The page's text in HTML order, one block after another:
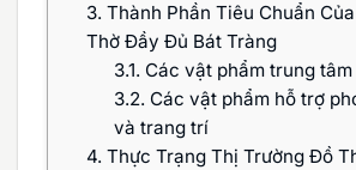
3. Thành Phần Tiêu Chuẩn
Thờ Đầy Đủ Bát Tràng
3.1. Các vật phẩm trung
3.2. Các vật phẩm hỗ trợ
và trang trí
4. Thực Trạng Thị Trường Đồ